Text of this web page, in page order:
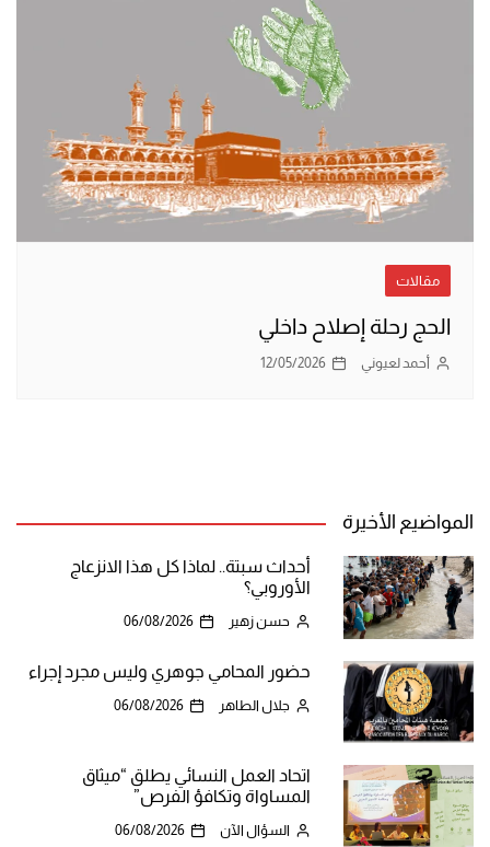
مقالات
الحج رحلة إصلاح داخلي
أحمد لعيوني 12/05/2026
المواضيع الأخيرة
أحداث سبتة.. لماذا كل هذا الانزعاج
الأوروبي؟
حسن زهير 06/08/2026
حضور المحامي جوهري وليس مجرد إجراء
جلال الطاهر 06/08/2026
اتحاد العمل النسائي يطلق “ميثاق
المساواة وتكافؤ الفرص”
السؤال الآن 06/08/2026